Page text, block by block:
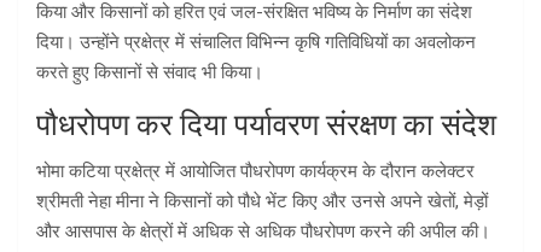
किया और किसानों को हरित एवं जल-संरक्षित भविष्य के निर्माण का संदेश
दिया। उन्होंने प्रक्षेत्र में संचालित विभिन्न कृषि गतिविधियों का अवलोकन
करते हुए किसानों से संवाद भी किया।
पौधरोपण कर दिया पर्यावरण संरक्षण का संदेश
भोमा कटिया प्रक्षेत्र में आयोजित पौधरोपण कार्यक्रम के दौरान कलेक्टर
श्रीमती नेहा मीना ने किसानों को पौधे भेंट किए और उनसे अपने खेतों, मेड़ों
और आसपास के क्षेत्रों में अधिक से अधिक पौधरोपण करने की अपील की।